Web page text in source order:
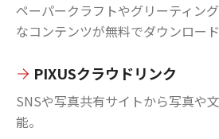
ペーパークラフトやグリーティン
なコンテンツが無料でダウンロード
PIXUSクラウドリンク
SNSや写真共有サイトから写真や
能。